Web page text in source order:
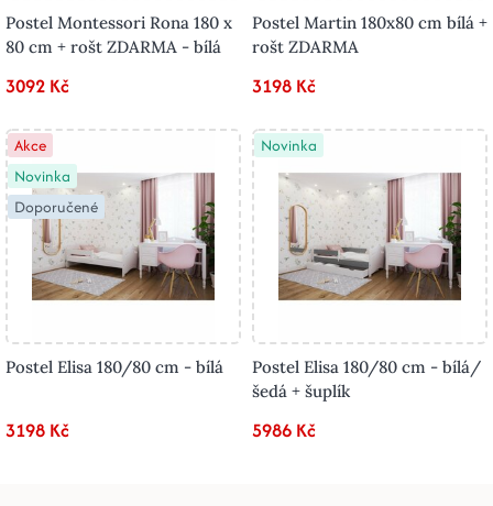
Postel Montessori Rona 180 x
80 cm + rošt ZDARMA - bílá
3092 Kč
Postel Martin 180x80 cm bílá +
rošt ZDARMA
3198 Kč
Akce
Novinka
Doporučené
Postel Elisa 180/80 cm - bílá
3198 Kč
Novinka
Postel Elisa 180/80 cm - bílá/
šedá + šuplík
5986 Kč